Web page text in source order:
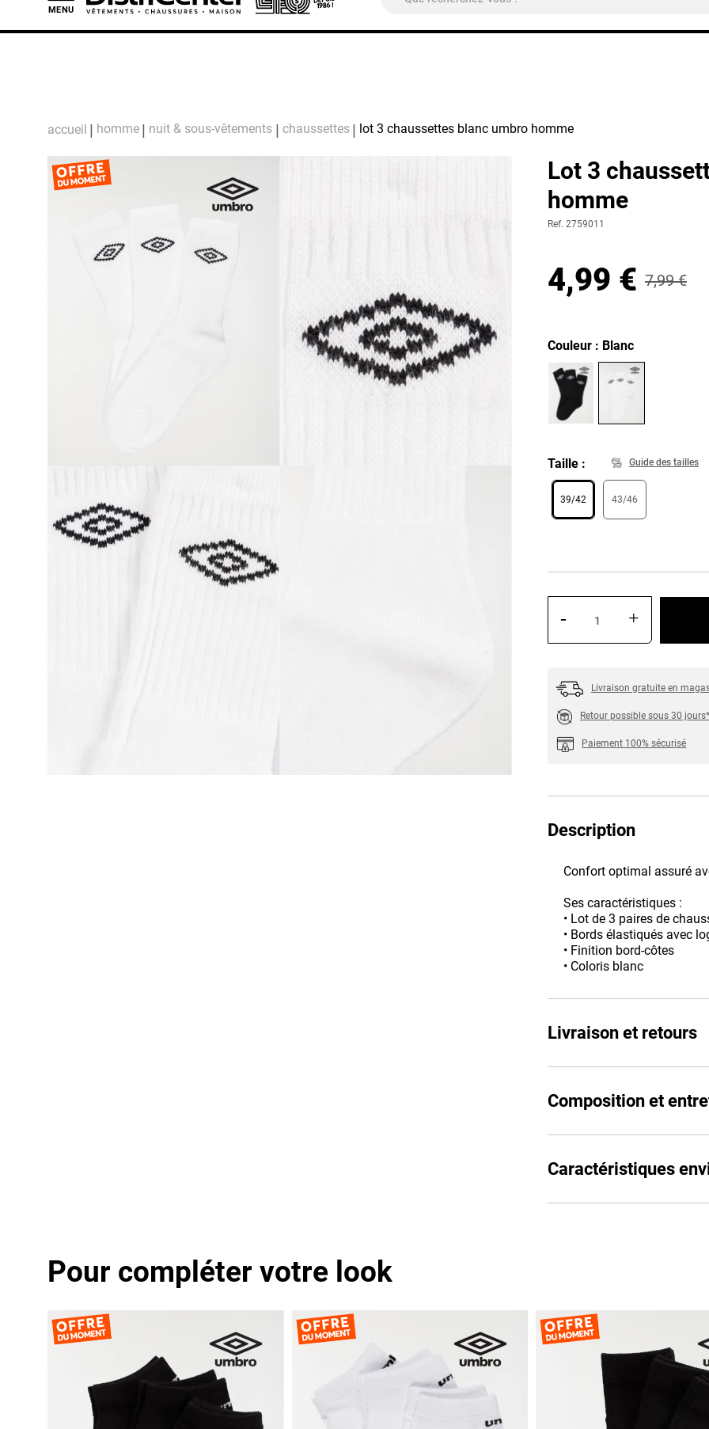
MENU
accueil homme nuit & sous-vêtements chaussettes lot 3 chaussettes blanc umbro homme
Lot 3
homme
Ref. 2759011
4,99 € 7,99 €
Couleur : Blanc
Taille Guide des tailles
39/42 43/46
- +
Livraison gratuite en
Retour possible sous 30 jours*
Paiement 100% sécurisé
Description
Confort optimal assuré
Ses caractéristiques :
• Lot de 3 paires de
• Bords élastiqués avec
• Finition bord-côtes
• Coloris blanc
Livraison et retours
Composition et
Caractéristiques
Pour compléter votre look